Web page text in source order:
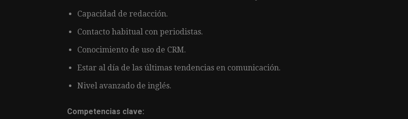
Capacidad de redacción.
Contacto habitual con periodistas.
Conocimiento de uso de CRM.
Estar al día de las últimas tendencias en comunicación.
Nivel avanzado de inglés.
Competencias clave: